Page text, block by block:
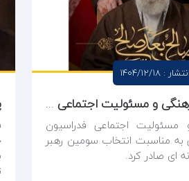
انتشار : 1404/12/18
بیانیه کمیته فرهنگی و مسئولیت اجتماعی فدراسیون ورزش‌های همگانی در پی انتخاب رهبر انقلاب اسلامی
مسئولیت اجتماعی فدراسیون
مناسبت انتخاب سومین رهبر
ای صادر کرد.